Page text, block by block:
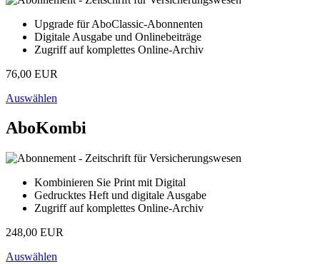
Upgrade für AboClassic-Abonnenten
Digitale Ausgabe und Onlinebeiträge
Zugriff auf komplettes Online-Archiv
76,00 EUR
Auswählen
AboKombi
Kombinieren Sie Print mit Digital
Gedrucktes Heft und digitale Ausgabe
Zugriff auf komplettes Online-Archiv
248,00 EUR
Auswählen